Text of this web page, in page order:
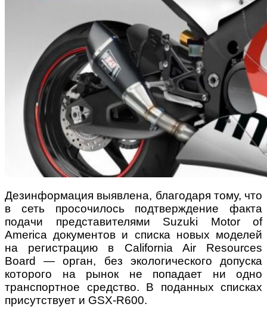
Дезинформация выявлена, благодаря тому, что
в сеть просочилось подтверждение факта
подачи
представителями Suzuki Motor of
America документов и списка новых моделей
на регистрацию в California Air Resources
Board — орган, без экологического допуска
которого на рынок не попадает ни одно
транспортное средство. В поданных списках
присутствует и GSX-R600.